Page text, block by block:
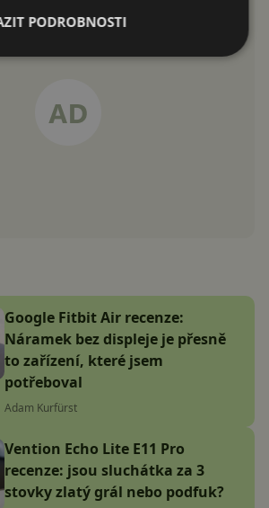
Google Fitbit Air recenze:
Náramek bez displeje je přesně
to zařízení, které jsem
potřeboval
Adam Kurfürst
Vention Echo Lite E11 Pro
recenze: jsou sluchátka za 3
stovky zlatý grál nebo podfuk?
PODROBNOSTI